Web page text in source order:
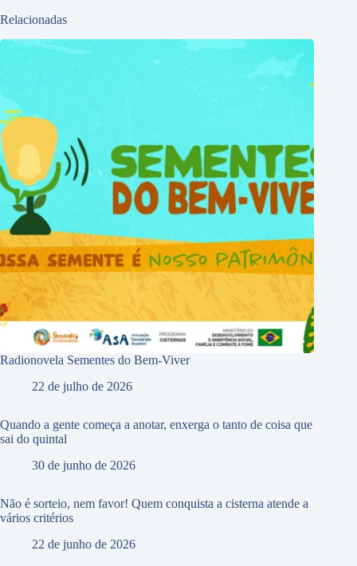
Relacionadas
Radionovela Sementes do Bem-Viver
22 de julho de 2026
Quando a gente começa a anotar, enxerga o tanto de coisa que
sai do quintal
30 de junho de 2026
Não é sorteio, nem favor! Quem conquista a cisterna atende a
vários critérios
22 de junho de 2026